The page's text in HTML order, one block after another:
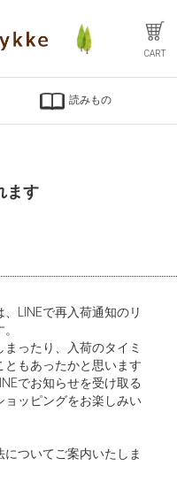
CART
読みもの
ます
LINEで再入荷通知のリ
ったり、入荷のタイミ
ともあったかと思います
でお知らせを受け取る
ョッピングをお楽しみい
ついてご案内いたしま